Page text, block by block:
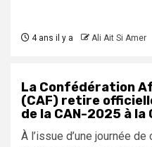
4 ans il y a Ali Ait Si Amer
La Confédération
(CAF) retire
de la CAN-2025 à la
À l’issue d’une journée